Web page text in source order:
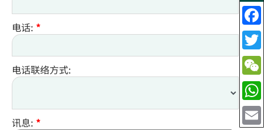
电话: *
电话联络方式:
讯息: *